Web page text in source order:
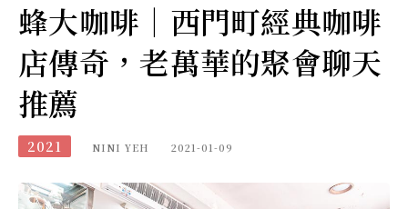
蜂大咖啡｜西門町經典咖啡
店傳奇，老萬華的聚會聊天
推薦
2021 NINI YEH 2021-01-09